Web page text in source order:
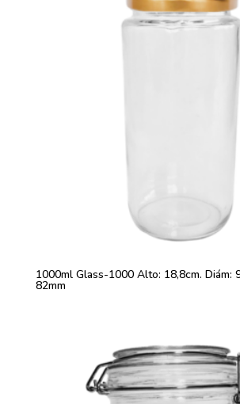
1000ml Glass-1000 Alto: 18,8cm. Diám:
82mm